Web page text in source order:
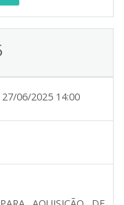
27/06/2025 14:00